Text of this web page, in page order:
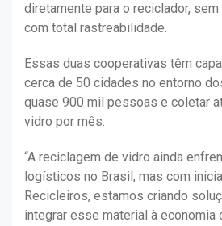
diretamente para o reciclador,
com total rastreabilidade.
Essas duas cooperativas têm
cerca de 50 cidades no entorno
quase 900 mil pessoas e coletar
vidro por mês.
“A reciclagem de vidro ainda
logísticos no Brasil, mas com
Recicleiros, estamos criando
integrar esse material à economia